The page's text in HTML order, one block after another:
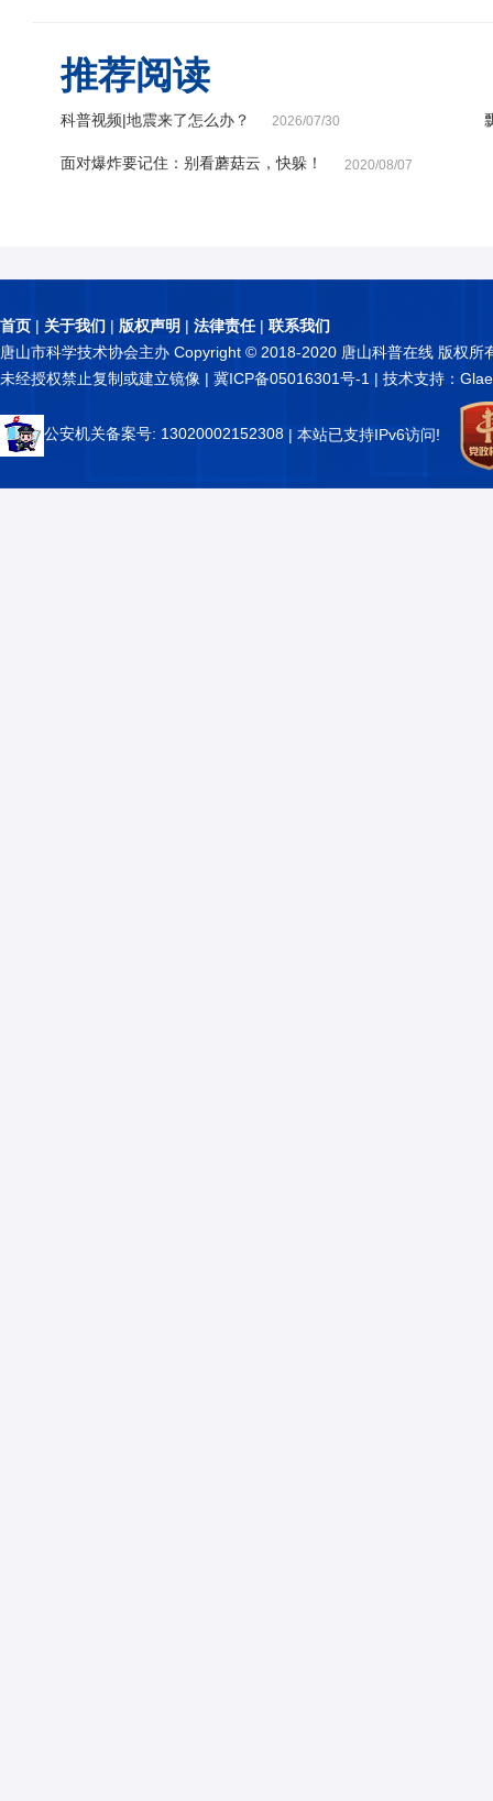
推荐阅读
科普视频|地震来了怎么办？ 2026/07/30
面对爆炸要记住：别看蘑菇云，快躲！ 2020/08/07
首页 | 关于我们 | 版权声明 | 法律责任| 联系我们
唐山市科学技术协会主办 Copyright © 2018-2020 唐山科普在线 版权所
未经授权禁止复制或建立镜像 | 冀ICP备05016301号-1 | 技术支持：
公安机关备案号: 13020002152308 | 本站已支持IPv6访问!